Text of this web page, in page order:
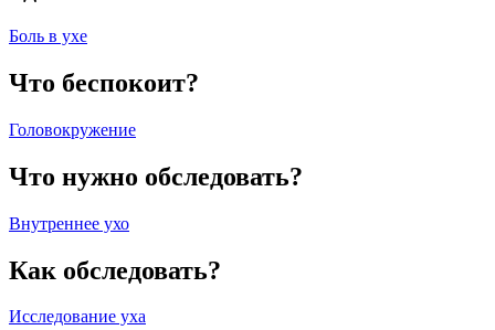
Боль в ухе
Что беспокоит?
Головокружение
Что нужно обследовать?
Внутреннее ухо
Как обследовать?
Исследование уха